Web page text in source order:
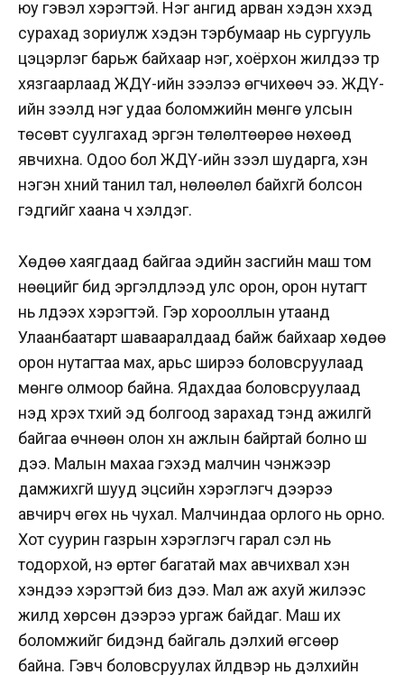
юу гэвэл хэрэгтэй. Нэг ангид арван хэдэн хүүхэд
сурахад зориулж хэдэн тэрбумаар нь сургууль
цэцэрлэг барьж байхаар нэг, хоёрхон жилдээ түр
хязгаарлаад ЖДҮ-ийн зээлээ өгчихөөч ээ. ЖДҮ-
ийн зээлд нэг удаа боломжийн мөнгө улсын
төсөвт суулгахад эргэн төлөлтөөрөө нөхөөд
явчихна. Одоо бол ЖДҮ-ийн зээл шударга, хэн
нэгэн хүний танил тал, нөлөөлөл байхгүй болсон
гэдгийг хаана ч хэлдэг.
Хөдөө хаягдаад байгаа эдийн засгийн маш том
нөөцийг бид эргэлдүүлээд улс орон, орон нутагт
нь үлдээх хэрэгтэй. Гэр хорооллын утаанд
Улаанбаатарт шавааралдаад байж байхаар хөдөө
орон нутагтаа мах, арьс ширээ боловсруулаад
мөнгө олмоор байна. Ядахдаа боловсруулаад
үнэд хүрэх түүхий эд болгоод зарахад тэнд ажилгүй
байгаа өчнөөн олон хүн ажлын байртай болно шүү
дээ. Малын махаа гэхэд малчин чэнжээр
дамжихгүй шууд эцсийн хэрэглэгч дээрээ
авчирч өгөх нь чухал. Малчиндаа орлого нь орно.
Хот суурин газрын хэрэглэгч гарал үүсэл нь
тодорхой, үнэ өртөг багатай мах авчихвал хэн
хэндээ хэрэгтэй биз дээ. Мал аж ахуй жилээс
жилд хөрсөн дээрээ ургаж байдаг. Маш их
боломжийг бидэнд байгаль дэлхий өгсөөр
байна. Гэвч боловсруулах үйлдвэр нь дэлхийн